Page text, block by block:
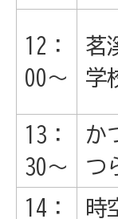
12：
00～
茗
学
13：
30～
か
つ
14：
時